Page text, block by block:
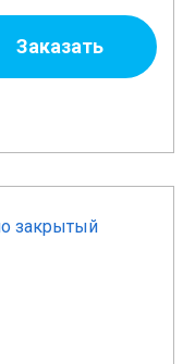
Заказать